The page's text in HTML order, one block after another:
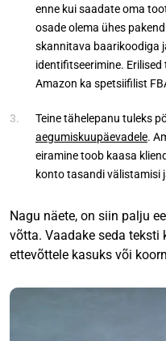
enne kui saadate oma
osade olema ühes
skannitava baarikoodiga
identifitseerimine. Erilised
Amazon ka spetsiifilist
Teine tähelepanu tuleks
aegumiskuupäevadele.
eiramine toob kaasa
konto tasandi välistamisi
Nagu näete, on siin palju
võtta. Vaadake seda teksti
ettevõttele kasuks või